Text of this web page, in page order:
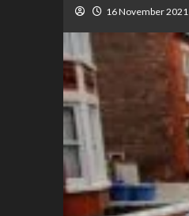
16 November 2021